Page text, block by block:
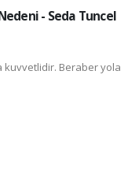
- Seda Tuncel
kuvvetlidir. Beraber yola